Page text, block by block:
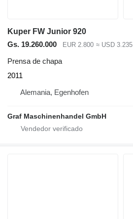
Kuper FW Junior 920
Gs. 19.260.000
EUR 2.800 ≈ USD 3.235
Prensa de chapa
2011
Alemania, Egenhofen
Graf Maschinenhandel GmbH